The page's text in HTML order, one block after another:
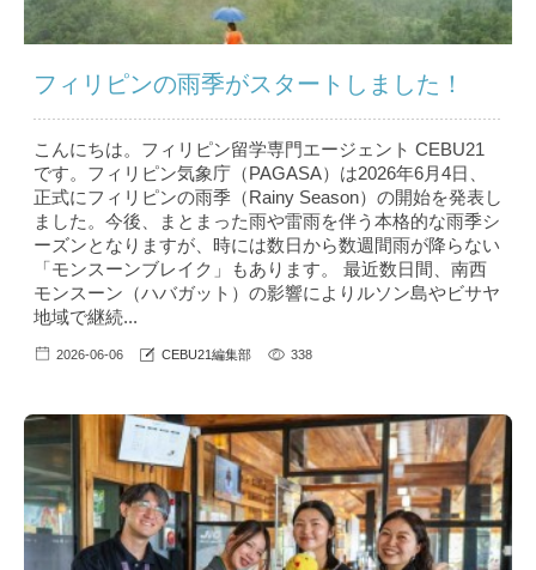
フィリピンの雨季がスタートしました！
こんにちは。フィリピン留学専門エージェント CEBU21
です。フィリピン気象庁（PAGASA）は2026年6月4日、
正式にフィリピンの雨季（Rainy Season）の開始を発表し
ました。今後、まとまった雨や雷雨を伴う本格的な雨季シ
ーズンとなりますが、時には数日から数週間雨が降らない
「モンスーンブレイク」もあります。 最近数日間、南西
モンスーン（ハバガット）の影響によりルソン島やビサヤ
地域で継続...
2026-06-06 CEBU21編集部 338